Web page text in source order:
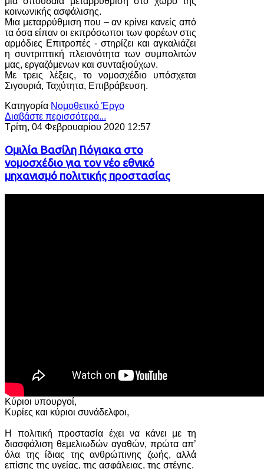
κοινωνικής ασφάλισης.
Μια μεταρρύθμιση που – αν κρίνει κανείς από
τα όσα είπαν οι εκπρόσωποι των φορέων στις
αρμόδιες Επιτροπές - στηρίζει και αγκαλιάζει
η συντριπτική πλειονότητα των συμπολιτών
μας, εργαζόμενων και συνταξιούχων.
Με τρεις λέξεις, το νομοσχέδιο υπόσχεται
Σιγουριά, Ταχύτητα, Επιβράβευση.
Κατηγορία Νομοθετικό Έργο
Διαβάστε περισσότερα...
Τρίτη, 04 Φεβρουαρίου 2020 12:57
Ομιλία Βασίλη Γιόγιακα στο
νομοσχέδιο για τον νέο εθνικό
μηχανισμό πολιτικής προστασίας
Κύριοι υπουργοί,
Κυρίες και κύριοι συνάδελφοι,
Η πολιτική προστασία έχει να κάνει με τη
διασφάλιση θεμελιωδών αγαθών, πρώτα απ’
όλα της ίδιας της ανθρώπινης ζωής, αλλά
επίσης της υγείας, της ασφάλειας, της στέγης.